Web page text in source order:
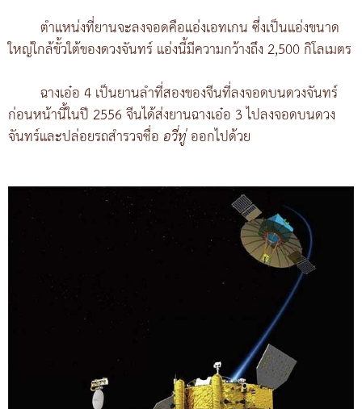
ตำแหน่งที่ยานจะลงจอดคือแอ่งเอทเกน ซึ่งเป็นแอ่งขนาด
ใหญ่ใกล้ขั้วใต้ของดวงจันทร์ แอ่งนี้มีความกว้างถึง 2,500 กิโลเมตร
ฉางเอ๋อ 4 เป็นยานลำที่สองของจีนที่ลงจอดบนดวงจันทร์
ก่อนหน้านี้ในปี 2556 จีนได้ส่งยานฉางเอ๋อ 3 ไปลงจอดบนดวง
จันทร์และปล่อยรถสำรวจชื่อ อวี่ทู่ออกไปด้วย